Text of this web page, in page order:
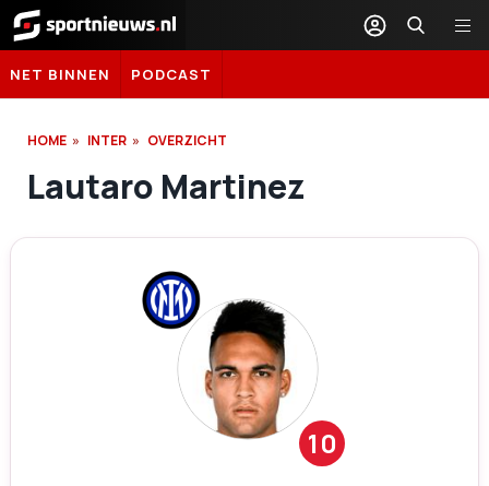
Sportnieuws.nl
NET BINNEN PODCAST
HOME INTER OVERZICHT
Lautaro Martinez
10